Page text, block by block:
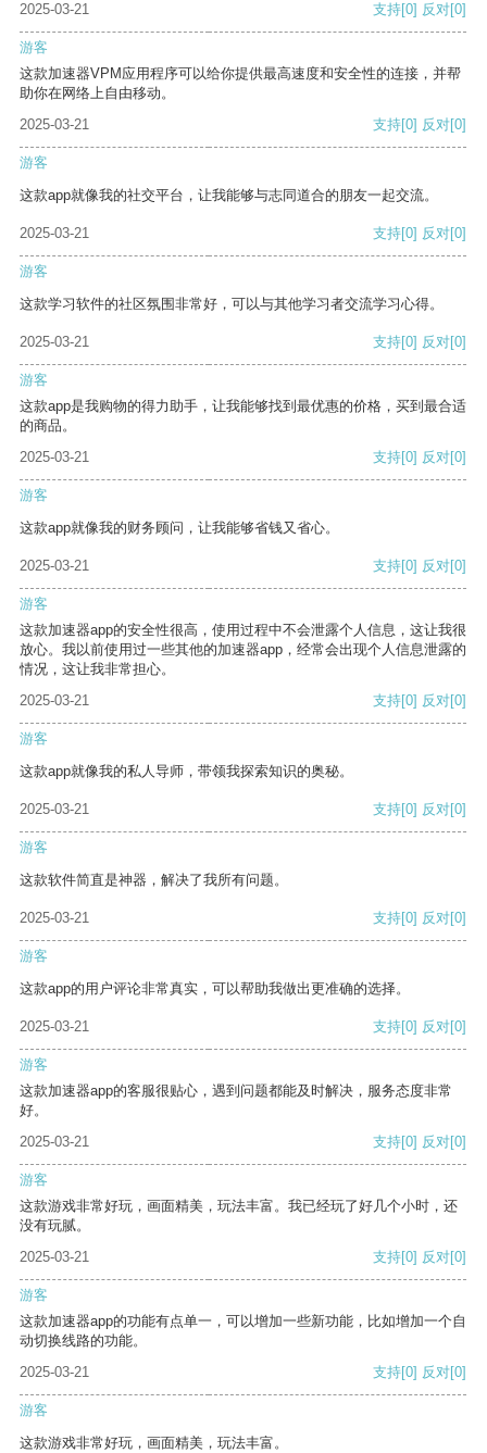
2025-03-21 支持[0] 反对[0]
游客
这款加速器VPM应用程序可以给你提供最高速度和安全性的连接，并帮
助你在网络上自由移动。
2025-03-21
支持[0] 反对[0]
游客
这款app就像我的社交平台，让我能够与志同道合的朋友一起交流。
2025-03-21 支持[0] 反对[0]
游客
这款学习软件的社区氛围非常好，可以与其他学习者交流学习心得。
2025-03-21 支持[0] 反对[0]
游客
这款app是我购物的得力助手，让我能够找到最优惠的价格，买到最合适
的商品。
2025-03-21
支持[0] 反对[0]
游客
这款app就像我的财务顾问，让我能够省钱又省心。
2025-03-21 支持[0] 反对[0]
游客
这款加速器app的安全性很高，使用过程中不会泄露个人信息，这让我很
放心。我以前使用过一些其他的加速器app，经常会出现个人信息泄露的
情况，这让我非常担心。
2025-03-21
支持[0] 反对[0]
游客
这款app就像我的私人导师，带领我探索知识的奥秘。
2025-03-21 支持[0] 反对[0]
游客
这款软件简直是神器，解决了我所有问题。
2025-03-21 支持[0] 反对[0]
游客
这款app的用户评论非常真实，可以帮助我做出更准确的选择。
2025-03-21 支持[0] 反对[0]
游客
这款加速器app的客服很贴心，遇到问题都能及时解决，服务态度非常
好。
2025-03-21
支持[0] 反对[0]
游客
这款游戏非常好玩，画面精美，玩法丰富。我已经玩了好几个小时，还
没有玩腻。
2025-03-21
支持[0] 反对[0]
游客
这款加速器app的功能有点单一，可以增加一些新功能，比如增加一个自
动切换线路的功能。
2025-03-21
支持[0] 反对[0]
游客
这款游戏非常好玩，画面精美，玩法丰富。